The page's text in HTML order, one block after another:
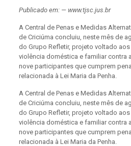
Publicado em: — www.tjsc.jus.br
A Central de Penas e Medidas
de Criciúma concluiu, neste mês de
do Grupo Refletir, projeto voltado
violência doméstica e familiar contra
nove participantes que cumprem
relacionada à Lei Maria da Penha.
A Central de Penas e Medidas
de Criciúma concluiu, neste mês de
do Grupo Refletir, projeto voltado
violência doméstica e familiar contra
nove participantes que cumprem
relacionada à Lei Maria da Penha.